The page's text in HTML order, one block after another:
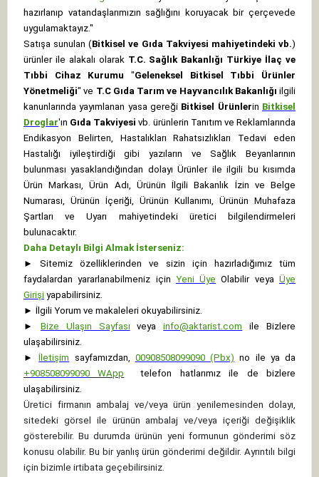
hazırlanıp vatandaşlarımızın sağlığını koruyacak bir çerçevede
uygulamaktayız."
Satışa sunulan (Bitkisel ve Gıda Takviyesi mahiyetindeki vb.)
ürünler ile alakalı olarak T.C. Sağlık Bakanlığı Türkiye İlaç ve
Tıbbi Cihaz Kurumu "Geleneksel Bitkisel Tıbbi Ürünler
Yönetmeliği" ve T.C Gıda Tarım ve Hayvancılık Bakanlığı ilgili
kanunlarında yayımlanan yasa gereği Bitkisel Ürünlerin Bitkisel
Droglar'ın Gıda Takviyesi vb. ürünlerin Tanıtım ve Reklamlarında
Endikasyon Belirten, Hastalıkları Rahatsızlıkları Tedavi eden
Hastalığı iyileştirdiği gibi yazıların ve Sağlık Beyanlarının
bulunması yasaklandığından dolayı Ürünler ile ilgili bu kısımda
Ürün Markası, Ürün Adı, Ürünün İlgili Bakanlık İzin ve Belge
Numarası, Ürünün İçeriği, Ürünün Kullanımı, Ürünün Muhafaza
Şartları ve Uyarı mahiyetindeki üretici bilgilendirmeleri
bulunacaktır.
Daha Detaylı Bilgi Almak İsterseniz:
►
Sitemiz özelliklerinden ve sizin için hazırladığımız tüm
faydalardan yararlanabilmeniz için Yeni Üye Olabilir veyaÜye
Girişi yapabilirsiniz.
► İlgili Yorum ve makaleleri okuyabilirsiniz.
►
Bize Ulaşın Sayfası veya info@aktarist.com
ile Bizlere
ulaşabilirsiniz.
►
İletişim sayfamızdan, 00908508099090 (Pbx) no ile ya da
+908508099090 WApp
telefon hatlarımız ile de bizlere
ulaşabilirsiniz.
Üretici firmanın ambalaj ve/veya ürün yenilemesinden dolayı,
sitedeki görsel ile ürünün ambalaj ve/veya içeriği değişiklik
gösterebilir. Bu durumda ürünün yeni formunun gönderimi söz
konusu olabilir. Bu bir yanlış ürün gönderimi değildir. Ayrıntılı bilgi
için bizimle irtibata geçebilirsiniz.